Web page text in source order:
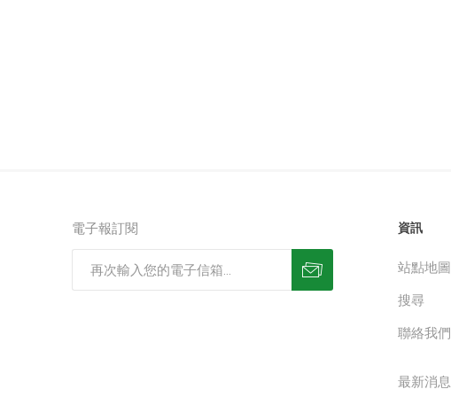
電子報訂閱 資訊
站點地圖
搜尋
聯絡我們
最新消息